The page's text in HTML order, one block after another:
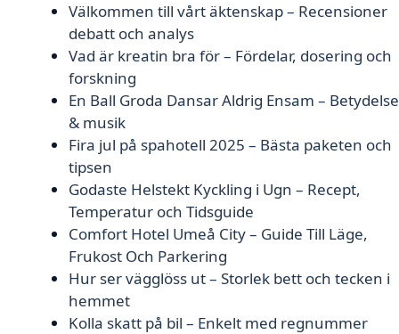
Välkommen till vårt äktenskap – Recensioner
debatt och analys
Vad är kreatin bra för – Fördelar, dosering och
forskning
En Ball Groda Dansar Aldrig Ensam – Betydelse
& musik
Fira jul på spahotell 2025 – Bästa paketen och
tipsen
Godaste Helstekt Kyckling i Ugn – Recept,
Temperatur och Tidsguide
Comfort Hotel Umeå City – Guide Till Läge,
Frukost Och Parkering
Hur ser vägglöss ut – Storlek bett och tecken i
hemmet
Kolla skatt på bil – Enkelt med regnummer